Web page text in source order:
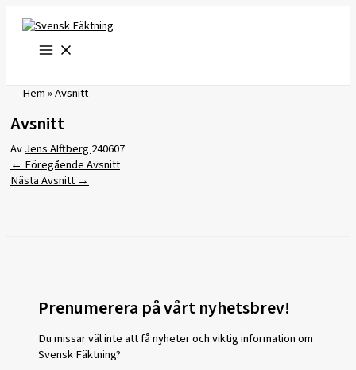
innehåll
Hem»Avsnitt
Avsnitt
AvJens Alftberg240607
←Föregående Avsnitt
Nästa Avsnitt→
Prenumerera på vårt nyhetsbrev!
Du missar väl inte att få nyheter och viktig information om
Svensk Fäktning?